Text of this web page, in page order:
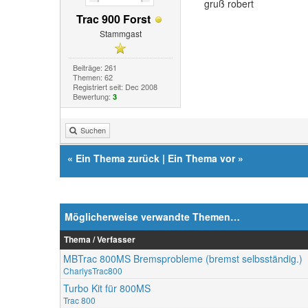
Trac 900 Forst
Stammgast
Beiträge: 261
Themen: 62
Registriert seit: Dec 2008
Bewertung: 3
gruß robert
Suchen
« Ein Thema zurück | Ein Thema vor»
Möglicherweise verwandte Themen…
Thema / Verfasser
MBTrac 800MS Bremsprobleme (bremst selbsständig.)
CharlysTrac800
Turbo Kit für 800MS
Trac 800